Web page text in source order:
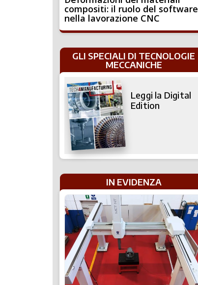
compositi: il ruolo del software
nella lavorazione CNC
GLI SPECIALI DI TECNOLOGIE
MECCANICHE
Leggi la Digital
Edition
IN EVIDENZA